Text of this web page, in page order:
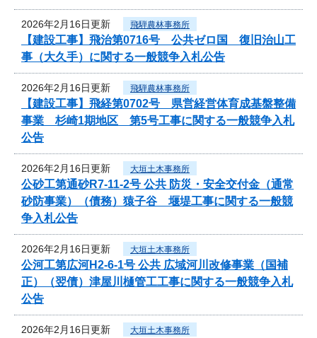
2026年2月16日更新 飛騨農林事務所
【建設工事】飛治第0716号 公共ゼロ国 復旧治山工
事（大久手）に関する一般競争入札公告
2026年2月16日更新 飛騨農林事務所
【建設工事】飛経第0702号 県営経営体育成基盤整備
事業 杉崎1期地区 第5号工事に関する一般競争入札
公告
2026年2月16日更新 大垣土木事務所
公砂工第通砂R7-11-2号 公共 防災・安全交付金（通常
砂防事業）（債務）猿子谷 堰堤工事に関する一般競
争入札公告
2026年2月16日更新 大垣土木事務所
公河工第広河H2-6-1号 公共 広域河川改修事業（国補
正）（翌債）津屋川樋管工工事に関する一般競争入札
公告
2026年2月16日更新 大垣土木事務所